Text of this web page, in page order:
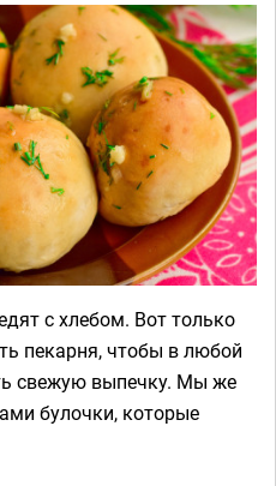
с хлебом. Вот только
пекарня, чтобы в любой
свежую выпечку. Мы же
булочки, которые